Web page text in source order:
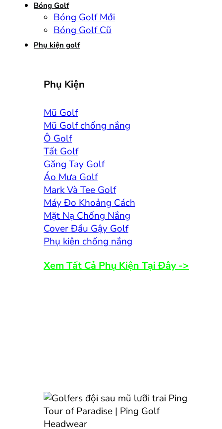
Bóng Golf
Bóng Golf Mới
Bóng Golf Cũ
Phụ kiện golf
Phụ Kiện
Mũ Golf
Mũ Golf chống nắng
Ô Golf
Tất Golf
Găng Tay Golf
Áo Mưa Golf
Mark Và Tee Golf
Máy Đo Khoảng Cách
Mặt Nạ Chống Nắng
Cover Đầu Gậy Golf
Phụ kiện chống nắng
Xem Tất Cả Phụ Kiện Tại Đây ->